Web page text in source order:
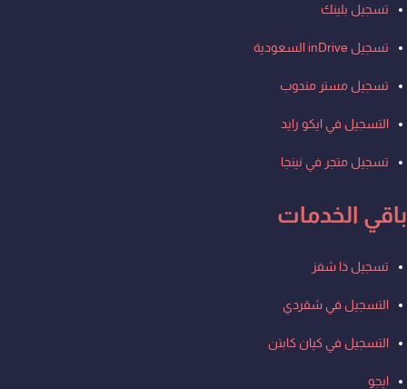
تسجيل بلينك
تسجيل inDrive السعودية
تسجيل مستر مندوب
التسجيل في ايكو رايد
تسجيل متجر في نينجا
باقي الخدمات
Menuتسجيل ذا شفز
التسجيل في شقردي
التسجيل في كيان كابتن
ايجو